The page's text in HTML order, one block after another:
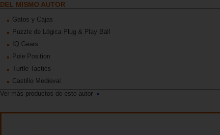
DEL MISMO AUTOR
Gatos y Cajas
Puzzle de Lógica Plug & Play Ball
IQ Gears
Pole Position
Turtle Tactics
Castillo Medieval
Ver más productos de este autor